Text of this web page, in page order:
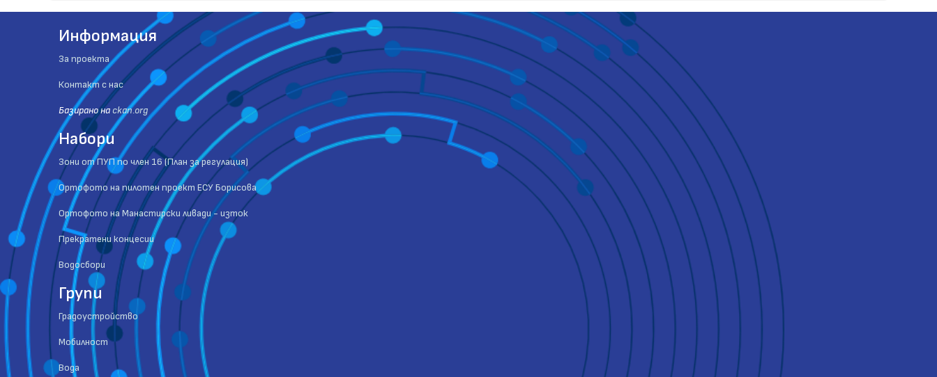
Информация
За проекта
Контакт с нас
Базиранo на ckan.org
Набори
Зони от ПУП по член 16 (План за регулация)
Ортофото на пилотен проект ЕСУ Борисова
Ортофото на Манастирски ливади - изток
Прекратени концесии
Водосбори
Групи
Градоустройство
Мобилност
Вода